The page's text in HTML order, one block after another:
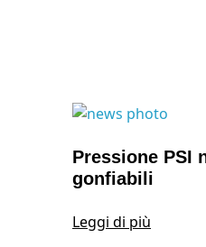
Pressione PSI
gonfiabili
Leggi di più